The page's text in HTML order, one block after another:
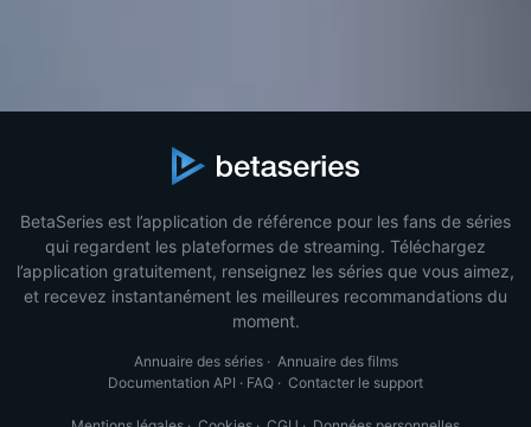
BetaSeries est l’application de référence pour les fans de séries
qui regardent les plateformes de streaming. Téléchargez
l’application gratuitement, renseignez les séries que vous aimez,
et recevez instantanément les meilleures recommandations du
moment.
Annuaire des séries· Annuaire des films
Documentation API · FAQ · Contacter le support